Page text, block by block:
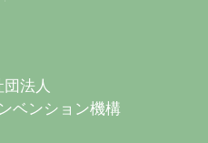
法人
ベンション機構